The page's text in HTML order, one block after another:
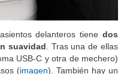
delanteros tienedos
suavidad. Tras una de ellas
USB-C y otra de mechero)